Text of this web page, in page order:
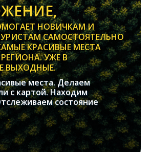
НОВИЧКАМ И
САМОСТОЯТЕЛЬНО
КРАСИВЫЕ МЕСТА
УЖЕ В
ВЫХОДНЫЕ.
места. Делаем
с картой. Находим
состояние